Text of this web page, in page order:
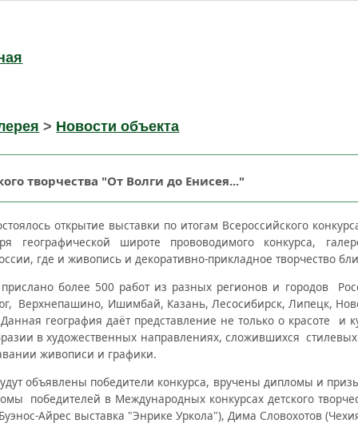
> Новости объекта
творчества "От Волги до Енисея..."
открытие выставки по итогам Всероссийского
географической широте прововодимого конкурса,
где и живопись и декоративно-прикладное творчество
более 500 работ из разных регионов и городов
Верхнепашино, Ишимбай, Казань, Лесосибирск, Липецк,
география даёт представление не только о красоте и
в художественных направлениях, сложившихся
живописи и графики.
объявлены победители конкурса, вручены дипломы и
победителей в Международных конкурсах детского
Айрес выставка "Энрике Уркола"), Дима Словохотов